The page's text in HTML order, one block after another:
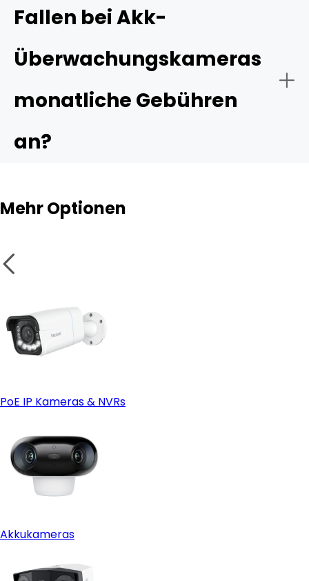
Fallen bei Akk-
Überwachungskameras
monatliche Gebühren
an?
Mehr Optionen
PoE IP Kameras & NVRs
Akkukameras